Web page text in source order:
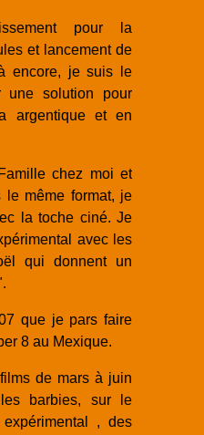
pour la
et lancement de
encore, je suis le
une solution pour
argentique et en
chez moi et
le même format, je
la toche ciné. Je
avec les
qui donnent un
que je pars faire
8 au Mexique.
de mars à juin
barbies, sur le
, des